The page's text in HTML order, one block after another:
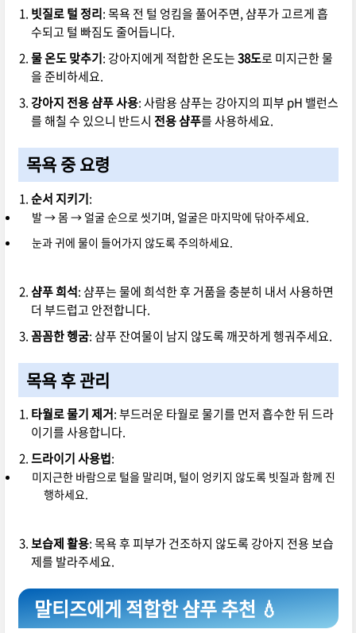
빗질로 털 정리: 목욕 전 털 엉킴을 풀어주면, 샴푸가 고르게 흡
수되고 털 빠짐도 줄어듭니다.
물 온도 맞추기: 강아지에게 적합한 온도는38도로 미지근한 물
을 준비하세요.
강아지 전용 샴푸 사용: 사람용 샴푸는 강아지의 피부 pH 밸런스
를 해칠 수 있으니 반드시 전용 샴푸를 사용하세요.
목욕 중 요령
순서 지키기:
발 → 몸 → 얼굴 순으로 씻기며, 얼굴은 마지막에 닦아주세요.
눈과 귀에 물이 들어가지 않도록 주의하세요.
샴푸 희석: 샴푸는 물에 희석한 후 거품을 충분히 내서 사용하면
더 부드럽고 안전합니다.
꼼꼼한 헹굼: 샴푸 잔여물이 남지 않도록 깨끗하게 헹궈주세요.
목욕 후 관리
타월로 물기 제거: 부드러운 타월로 물기를 먼저 흡수한 뒤 드라
이기를 사용합니다.
드라이기 사용법:
미지근한 바람으로 털을 말리며, 털이 엉키지 않도록 빗질과 함께 진
행하세요.
보습제 활용: 목욕 후 피부가 건조하지 않도록 강아지 전용 보습
제를 발라주세요.
말티즈에게 적합한 샴푸 추천 💧